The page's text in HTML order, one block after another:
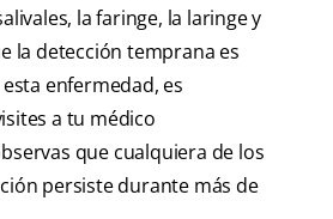
la faringe, la laringe y
la detección temprana es
enfermedad, es
a tu médico
que cualquiera de los
persiste durante más de